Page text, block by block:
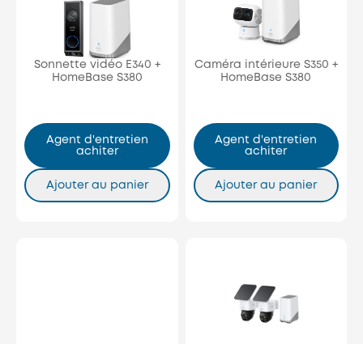
Sonnette vidéo E340 +
HomeBase S380
Agent d'entretien
achiter
Ajouter au panier
Caméra intérieure S350 +
HomeBase S380
Agent d'entretien
achiter
Ajouter au panier